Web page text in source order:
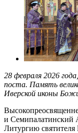
28 февраля 2026
поста. Память
Иверской иконы
и Семипалатинский
Литургию святителя